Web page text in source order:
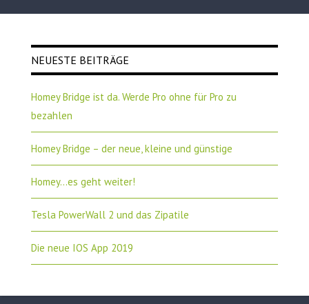
NEUESTE BEITRÄGE
Homey Bridge ist da. Werde Pro ohne für Pro zu
bezahlen
Homey Bridge – der neue, kleine und günstige
Homey…es geht weiter!
Tesla PowerWall 2 und das Zipatile
Die neue IOS App 2019